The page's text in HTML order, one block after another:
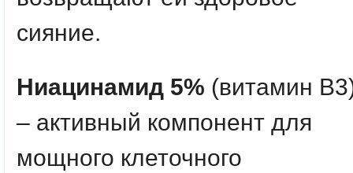
сияние.
Ниацинамид 5% (витамин
– активный компонент для
мощного клеточного